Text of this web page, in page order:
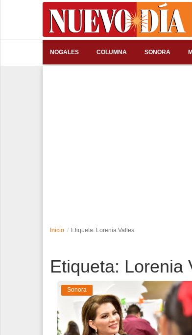
NOGALES COLUMNA SONORA
Inicio Etiqueta: Lorenia Valles
Etiqueta: Lorenia
Sonora